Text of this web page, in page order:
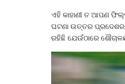
ଏହି କାହାଣୀ ତ ଆପଣ
ଘଟଣା ଉତ୍ତର ପ୍ରଦେଶର
ରହିଛି ଯେଉଁଠାରେ